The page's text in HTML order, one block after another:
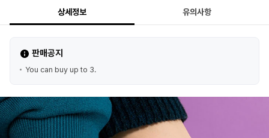
상세정보 유의사항
판매공지
You can buy up to 3.